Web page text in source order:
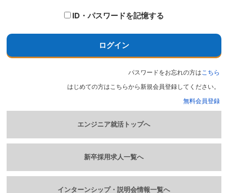
ID・パスワードを記憶する
ログイン
パスワードをお忘れの方はこちら
はじめての方はこちらから新規会員登録してください。
無料会員登録
エンジニア就活トップへ
新卒採用求人一覧へ
インターンシップ・説明会情報一覧へ